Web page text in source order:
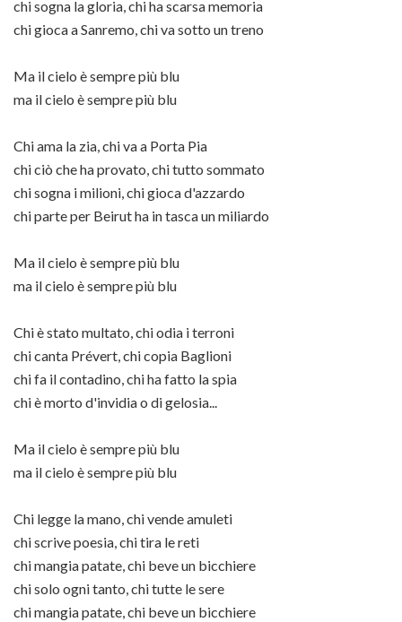
chi sogna la gloria, chi ha scarsa memoria
chi gioca a Sanremo, chi va sotto un treno
Ma il cielo è sempre più blu
ma il cielo è sempre più blu
Chi ama la zia, chi va a Porta Pia
chi ciò che ha provato, chi tutto sommato
chi sogna i milioni, chi gioca d'azzardo
chi parte per Beirut ha in tasca un miliardo
Ma il cielo è sempre più blu
ma il cielo è sempre più blu
Chi è stato multato, chi odia i terroni
chi canta Prévert, chi copia Baglioni
chi fa il contadino, chi ha fatto la spia
chi è morto d'invidia o di gelosia...
Ma il cielo è sempre più blu
ma il cielo è sempre più blu
Chi legge la mano, chi vende amuleti
chi scrive poesia, chi tira le reti
chi mangia patate, chi beve un bicchiere
chi solo ogni tanto, chi tutte le sere
chi mangia patate, chi beve un bicchiere